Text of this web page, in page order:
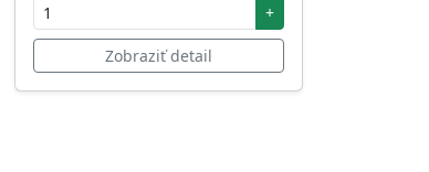
+
Zobraziť detail